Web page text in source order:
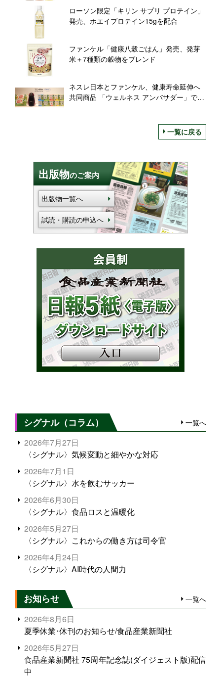
ローソン限定「キリン サプリ プロテイン」
発売、ホエイプロテイン15gを配合
ファンケル「健康八穀ごはん」発売、発芽
米＋7種類の穀物をブレンド
ネスレ日本とファンケル、健康寿命延伸へ
共同商品 「ウェルネス アンバサダー」で展
一覧に戻る
出版物のご案内
出版物一覧へ
試読・購読の申込へ
シグナル（コラム） 一覧へ
2026年7月27日
〈シグナル〉気候変動と細やかな対応
2026年7月1日
〈シグナル〉水を飲むサッカー
2026年6月30日
〈シグナル〉食品ロスと温暖化
2026年5月27日
〈シグナル〉これからの働き方は司令官
2026年4月24日
〈シグナル〉AI時代の人間力
お知らせ 一覧へ
2026年8月6日
夏季休業･休刊のお知らせ/食品産業新聞社
2026年5月27日
食品産業新聞社 75周年記念誌(ダイジェスト版)配信
中